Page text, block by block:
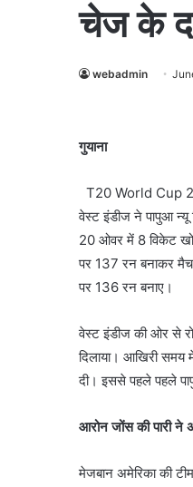
चेज के
webadmin
गुयाना
T20 World Cup
वेस्ट इंडीज ने पापुआ न्यू
20 ओवर में 8 विकेट
पर 137 रन बनाकर मैच
पर 136 रन बनाए।
वेस्ट इंडीज की ओर से
दिलाया। आखिरी समय
दी। इससे पहले पहले
आरोन जोंस की पारी ने
मेजबान अमेरिका की